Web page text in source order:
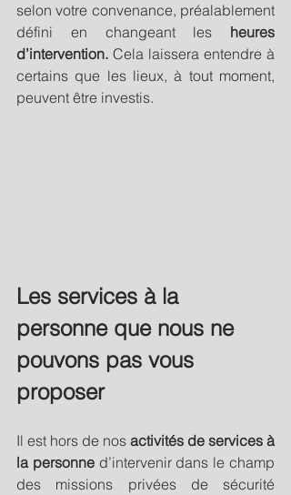
selon votre convenance, préalablement
défini en changeant les heures
d’intervention. Cela laissera entendre à
certains que les lieux, à tout moment,
peuvent être investis.
Les services à la
personne que nous ne
pouvons pas vous
proposer
Il est hors de nos activités de services à
la personne d’intervenir dans le champ
des missions privées de sécurité